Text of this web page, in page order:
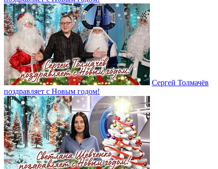
Сергей Толмачёв
поздравляет с Новым годом!